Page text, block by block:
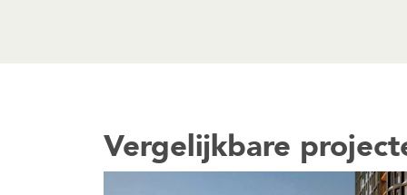
Vergelijkbare